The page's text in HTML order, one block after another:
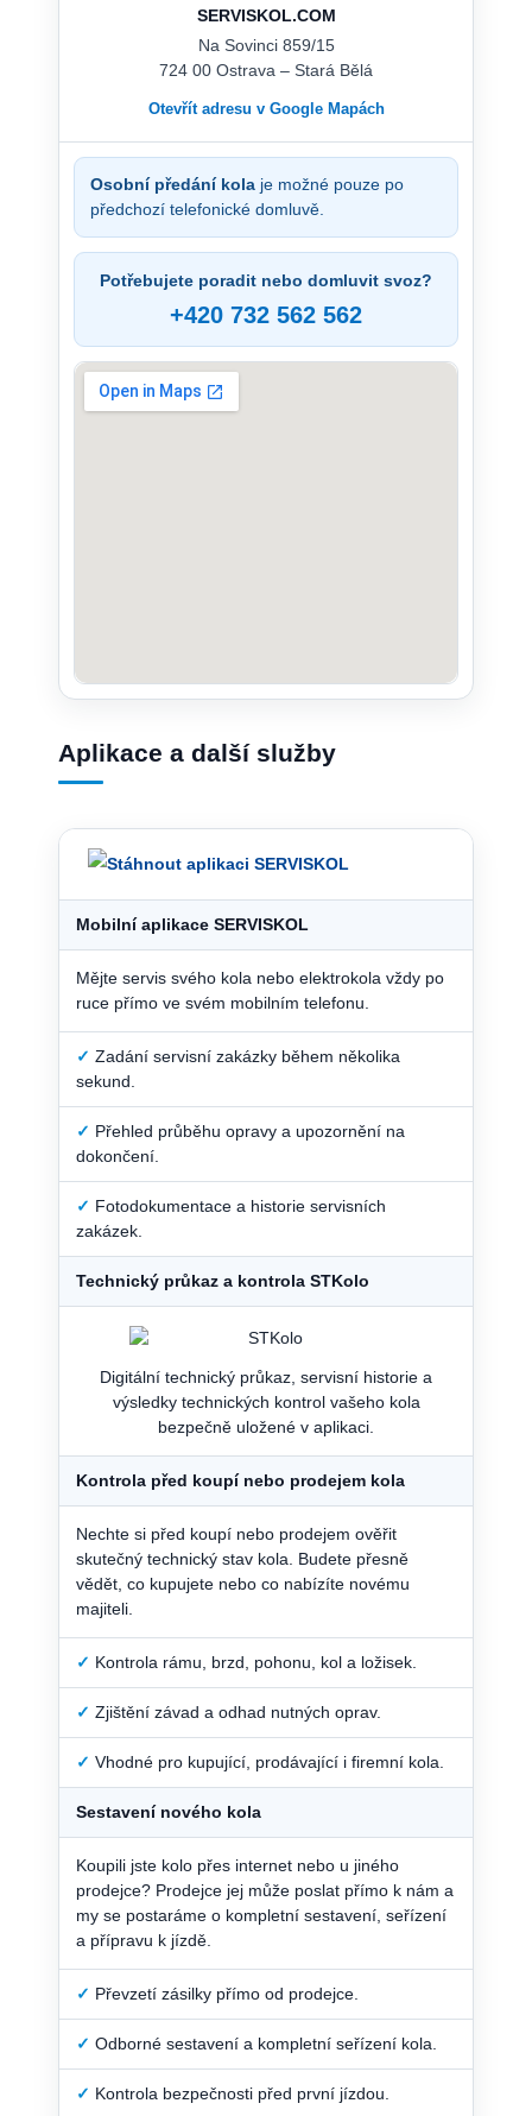
SERVISKOL.COM
Na Sovinci 859/15
724 00 Ostrava – Stará Bělá
Otevřít adresu v Google Mapách
Osobní předání kola je možné pouze po
předchozí telefonické domluvě.
Potřebujete poradit nebo domluvit svoz?
+420 732 562 562
Aplikace a další služby
Mobilní aplikace SERVISKOL
Mějte servis svého kola nebo elektrokola vždy po
ruce přímo ve svém mobilním telefonu.
✓ Zadání servisní zakázky během několika
sekund.
✓ Přehled průběhu opravy a upozornění na
dokončení.
✓ Fotodokumentace a historie servisních
zakázek.
Technický průkaz a kontrola STKolo
Digitální technický průkaz, servisní historie a
výsledky technických kontrol vašeho kola
bezpečně uložené v aplikaci.
Kontrola před koupí nebo prodejem kola
Nechte si před koupí nebo prodejem ověřit
skutečný technický stav kola. Budete přesně
vědět, co kupujete nebo co nabízíte novému
majiteli.
✓ Kontrola rámu, brzd, pohonu, kol a ložisek.
✓ Zjištění závad a odhad nutných oprav.
✓ Vhodné pro kupující, prodávající i firemní kola.
Sestavení nového kola
Koupili jste kolo přes internet nebo u jiného
prodejce? Prodejce jej může poslat přímo k nám a
my se postaráme o kompletní sestavení, seřízení
a přípravu k jízdě.
✓ Převzetí zásilky přímo od prodejce.
✓ Odborné sestavení a kompletní seřízení kola.
✓ Kontrola bezpečnosti před první jízdou.